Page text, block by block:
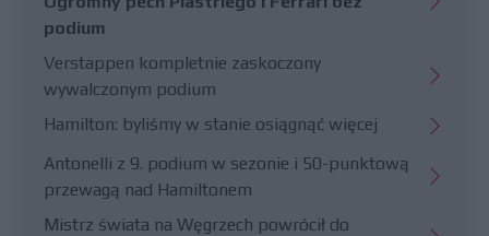
podium
Verstappen kompletnie zaskoczony
wywalczonym podium
Hamilton: byliśmy w stanie osiągnąć więcej
Antonelli z 9. podium w sezonie i 50-punktową
przewagą nad Hamiltonem
Mistrz świata na Węgrzech powrócił do